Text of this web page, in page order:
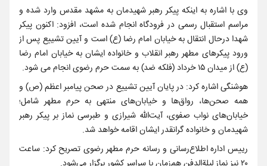
وی با اشاره به اینکه پیکر رهبر شهیدمان به مشهد مقدس وارد شده و
مراسم استقبال رسمی در فرودگاه انجام شده است، افزود: اکنون پیکر
شهدا درحال انتقال به خیابان امام رضا (ع) است و آیین تشییع پس از
ورود پیکرهای مطهر رهبر انقلاب و خانواده ایشان به خیابان امام رضا
(ع) از میدان ۱۵ خرداد (فلکه ضد) به سمت حرم رضوی انجام می شود.
هوشنگی اشاره کرد: در پایان آیین تشییع در صحن پیامبر اعظم (ص) و
همه صحن‌ها، رواق‌ها و خیابان‌های منتهی به حرم مطهر شامل؛
خیابان‌های نواب صفوی، آیت‌الله شیرازی و طبرسی نماز بر پیکر رهبر
شهیدمان و خانواده گرانقدر ایشان اقامه خواهد شد.
رییس اداره اطلاع‌رسانی و رسانه حرم مطهر رضوی تصریح کرد: ساعت